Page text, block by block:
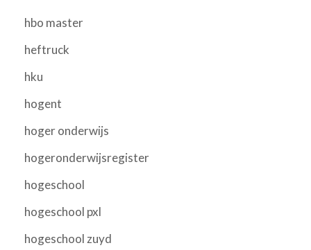
hbo master
heftruck
hku
hogent
hoger onderwijs
hogeronderwijsregister
hogeschool
hogeschool pxl
hogeschool zuyd